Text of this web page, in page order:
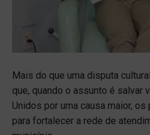
Mais do que uma disputa
que, quando o assunto é salvar
Unidos por uma causa maior,
para fortalecer a rede de